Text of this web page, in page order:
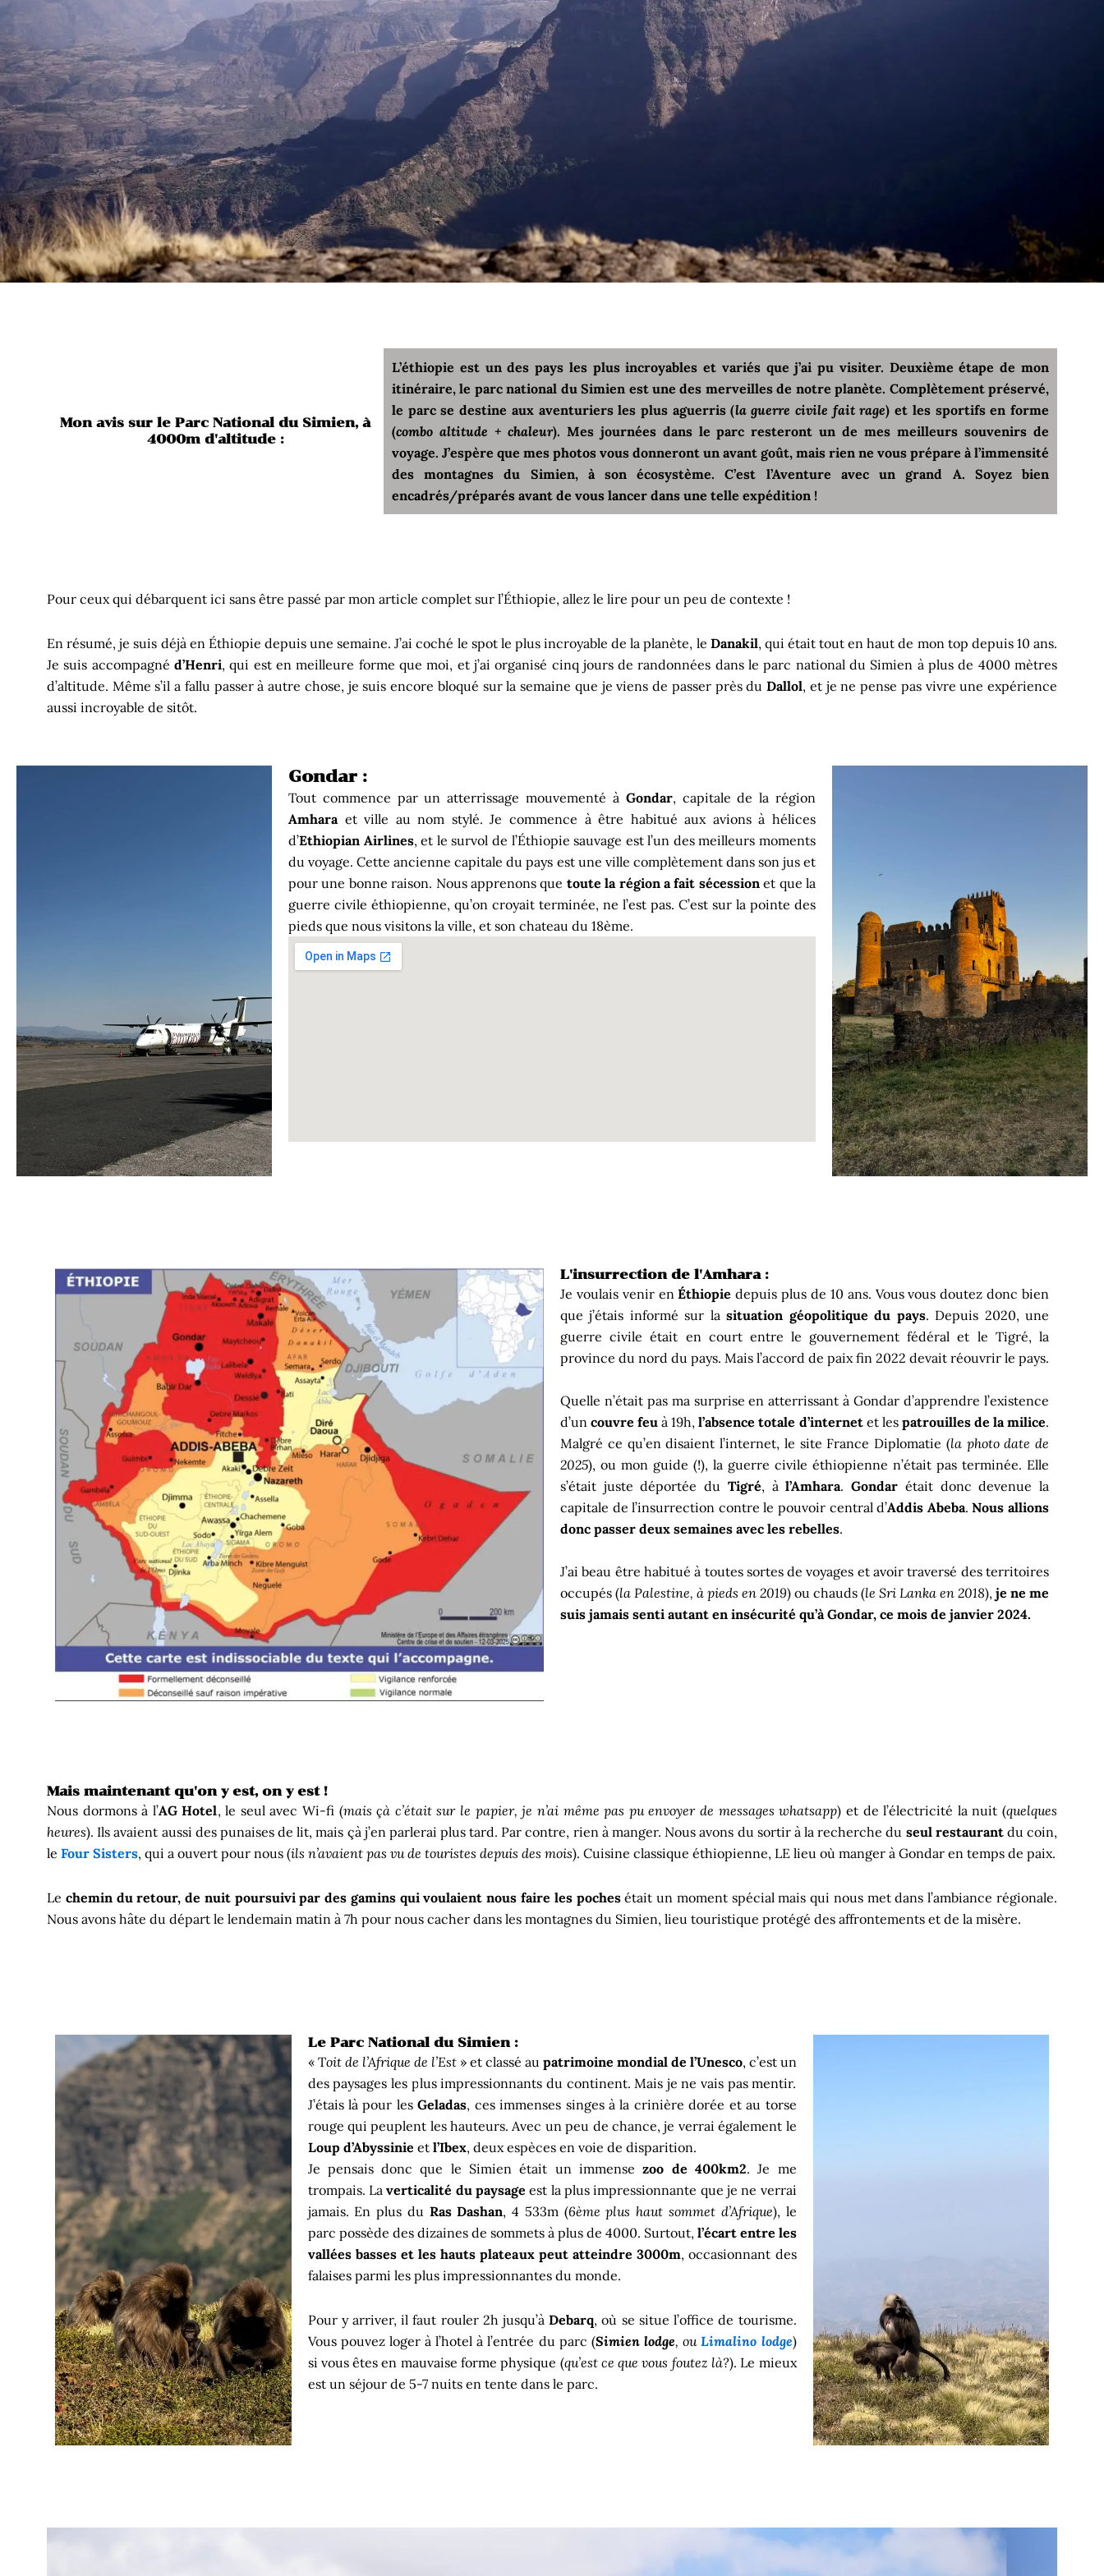
Mon avis sur le Parc National du Simien, à
4000m d'altitude :
L’éthiopie est un des pays les plus incroyables et variés que j’ai pu visiter. Deuxième étape de mon
itinéraire, le parc national du Simien est une des merveilles de notre planète. Complètement préservé,
le parc se destine aux aventuriers les plus aguerris (la guerre civile fait rage) et les sportifs en forme
(combo altitude + chaleur). Mes journées dans le parc resteront un de mes meilleurs souvenirs de
voyage. J’espère que mes photos vous donneront un avant goût, mais rien ne vous prépare à l’immensité
des montagnes du Simien, à son écosystème. C’est l’Aventure avec un grand A. Soyez bien
encadrés/préparés avant de vous lancer dans une telle expédition !
Pour ceux qui débarquent ici sans être passé par mon article complet sur l’Éthiopie, allez le lire pour un peu de contexte !
En résumé, je suis déjà en Éthiopie depuis une semaine. J’ai coché le spot le plus incroyable de la planète, le Danakil, qui était tout en haut de mon top depuis 10 ans.
Je suis accompagné d’Henri, qui est en meilleure forme que moi, et j’ai organisé cinq jours de randonnées dans le parc national du Simien à plus de 4000 mètres
d’altitude. Même s’il a fallu passer à autre chose, je suis encore bloqué sur la semaine que je viens de passer près duDallol, et je ne pense pas vivre une expérience
aussi incroyable de sitôt.
Gondar :
Tout commence par un atterrissage mouvementé à Gondar, capitale de la région
Amharaet ville au nom stylé. Je commence à être habitué aux avions à hélices
d’Ethiopian Airlines, et le survol de l’Éthiopie sauvage est l’un des meilleurs moments
du voyage.Cette ancienne capitale du pays est une ville complètement dans son jus et
pour une bonne raison. Nous apprenons que toute la région a fait sécessionet que la
guerre civile éthiopienne, qu’on croyait terminée, ne l’est pas. C’est sur la pointe des
pieds que nous visitons la ville, et son chateau du 18ème.
L'insurrection de l'Amhara :
Je voulais venir enÉthiopie depuis plus de 10 ans. Vous vous doutez donc bien
que j’étais informé sur lasituation géopolitique du pays. Depuis 2020, une
guerre civile était en court entre le gouvernement fédéral et le Tigré, la
province du nord du pays. Mais l’accord de paix fin 2022 devait réouvrir le pays.
Quelle n’était pas ma surprise en atterrissant à Gondar d’apprendre l’existence
d’uncouvre feu à 19h,l’absence totale d’internetet les patrouilles de la milice.
Malgré ce qu’en disaient l’internet, le site France Diplomatie (la photo date de
2025), ou mon guide (!), la guerre civile éthiopienne n’était pas terminée. Elle
s’était juste déportée du Tigré, àl’Amhara.Gondar était donc devenue la
capitale de l’insurrection contre le pouvoir central d’Addis Abeba.Nous allions
donc passer deux semaines avec les rebelles.
J’ai beau être habitué à toutes sortes de voyages et avoir traversé des territoires
occupés (la Palestine, à pieds en 2019) ou chauds (le Sri Lanka en 2018), je ne me
suis jamais senti autant en insécurité qu’à Gondar, ce mois de janvier 2024.
Mais maintenant qu'on y est, on y est !
Nous dormons à l’AG Hotel, le seul avec Wi-fi (mais çà c’était sur le papier, je n’ai même pas pu envoyer de messages whatsapp) et de l’électricité la nuit (quelques
heures). Ils avaient aussi des punaises de lit, mais çà j’en parlerai plus tard. Par contre, rien à manger. Nous avons du sortir à la recherche du seul restaurantdu coin,
le Four Sisters, qui a ouvert pour nous (ils n’avaient pas vu de touristes depuis des mois). Cuisine classique éthiopienne, LE lieu où manger à Gondar en temps de paix.
Le chemin du retour, de nuit poursuivi par des gamins qui voulaient nous faire les pochesétait un moment spécial mais qui nous met dans l’ambiance régionale.
Nous avons hâte du départ le lendemain matin à 7h pour nous cacher dans les montagnes du Simien, lieu touristique protégé des affrontements et de la misère.
Le Parc National du Simien :
« Toit de l’Afrique de l’Est» et classé au patrimoine mondial de l’Unesco, c’est un
des paysages les plus impressionnants du continent. Mais je ne vais pas mentir.
J’étais là pour lesGeladas, ces immenses singes à la crinière dorée et au torse
rouge qui peuplent les hauteurs. Avec un peu de chance, je verrai également le
Loup d’Abyssinie et l’Ibex, deux espèces en voie de disparition.
Je pensais donc que le Simien était un immensezoo de 400km2. Je me
trompais. Laverticalité du paysage est la plus impressionnante que je ne verrai
jamais. En plus du Ras Dashan, 4 533m (6ème plus haut sommet d’Afrique), le
parc possède des dizaines de sommets à plus de 4000. Surtout, l’écart entre les
vallées basses et les hauts plateaux peut atteindre 3000m, occasionnant des
falaises parmi les plus impressionnantes du monde.
Pour y arriver, il faut rouler 2h jusqu’àDebarq, où se situe l’office de tourisme.
Vous pouvez loger à l’hotel à l’entrée du parc (Simien lodge, ouLimalino lodge)
si vous êtes en mauvaise forme physique (qu’est ce que vous foutez là?). Le mieux
est un séjour de 5-7 nuits en tente dans le parc.